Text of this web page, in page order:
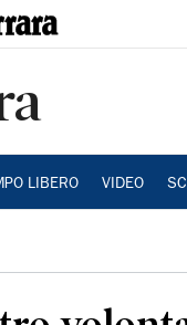
LIBERO VIDEO